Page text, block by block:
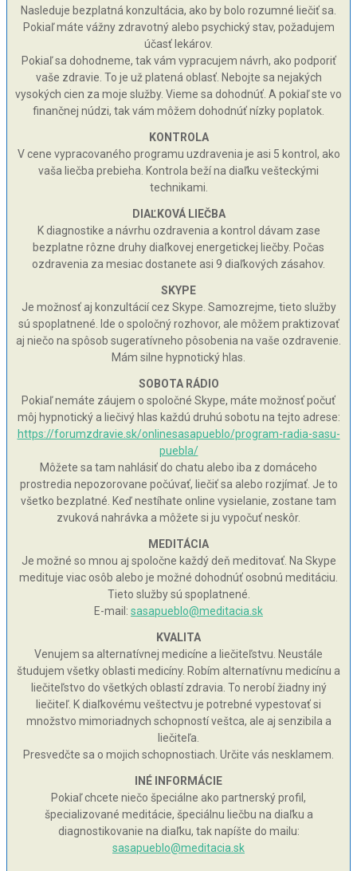
Nasleduje bezplatná konzultácia, ako by bolo rozumné liečiť sa.
Pokiaľ máte vážny zdravotný alebo psychický stav, požadujem
účasť lekárov.
Pokiaľ sa dohodneme, tak vám vypracujem návrh, ako podporiť
vaše zdravie. To je už platená oblasť. Nebojte sa nejakých
vysokých cien za moje služby. Vieme sa dohodnúť. A pokiaľ ste vo
finančnej núdzi, tak vám môžem dohodnúť nízky poplatok.
KONTROLA
V cene vypracovaného programu uzdravenia je asi 5 kontrol, ako
vaša liečba prebieha. Kontrola beží na diaľku vešteckými
technikami.
DIAĽKOVÁ LIEČBA
K diagnostike a návrhu ozdravenia a kontrol dávam zase
bezplatne rôzne druhy diaľkovej energetickej liečby. Počas
ozdravenia za mesiac dostanete asi 9 diaľkových zásahov.
SKYPE
Je možnosť aj konzultácií cez Skype. Samozrejme, tieto služby
sú spoplatnené. Ide o spoločný rozhovor, ale môžem praktizovať
aj niečo na spôsob sugeratívneho pôsobenia na vaše ozdravenie.
Mám silne hypnotický hlas.
SOBOTA RÁDIO
Pokiaľ nemáte záujem o spoločné Skype, máte možnosť počuť
môj hypnotický a liečivý hlas každú druhú sobotu na tejto adrese:
https://forumzdravie.sk/onlinesasapueblo/program-radia-sasu-
puebla/
Môžete sa tam nahlásiť do chatu alebo iba z domáceho
prostredia nepozorovane počúvať, liečiť sa alebo rozjímať. Je to
všetko bezplatné. Keď nestíhate online vysielanie, zostane tam
zvuková nahrávka a môžete si ju vypočuť neskôr.
MEDITÁCIA
Je možné so mnou aj spoločne každý deň meditovať. Na Skype
medituje viac osôb alebo je možné dohodnúť osobnú meditáciu.
Tieto služby sú spoplatnené.
E-mail: sasapueblo@meditacia.sk
KVALITA
Venujem sa alternatívnej medicíne a liečiteľstvu. Neustále
študujem všetky oblasti medicíny. Robím alternatívnu medicínu a
liečiteľstvo do všetkých oblastí zdravia. To nerobí žiadny iný
liečiteľ. K diaľkovému veštectvu je potrebné vypestovať si
množstvo mimoriadnych schopností veštca, ale aj senzibila a
liečiteľa.
Presvedčte sa o mojich schopnostiach. Určite vás nesklamem.
INÉ INFORMÁCIE
Pokiaľ chcete niečo špeciálne ako partnerský profil,
špecializované meditácie, špeciálnu liečbu na diaľku a
diagnostikovanie na diaľku, tak napíšte do mailu:
sasapueblo@meditacia.sk